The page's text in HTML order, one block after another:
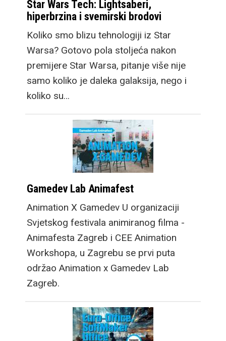
Star Wars Tech: Lightsaberi,
hiperbrzina i svemirski brodovi
Koliko smo blizu tehnologiji iz Star
Warsa? Gotovo pola stoljeća nakon
premijere Star Warsa, pitanje više nije
samo koliko je daleka galaksija, nego i
koliko su…
Gamedev Lab Animafest
Animation X Gamedev U organizaciji
Svjetskog festivala animiranog filma -
Animafesta Zagreb i CEE Animation
Workshopa, u Zagrebu se prvi puta
održao Animation x Gamedev Lab
Zagreb.